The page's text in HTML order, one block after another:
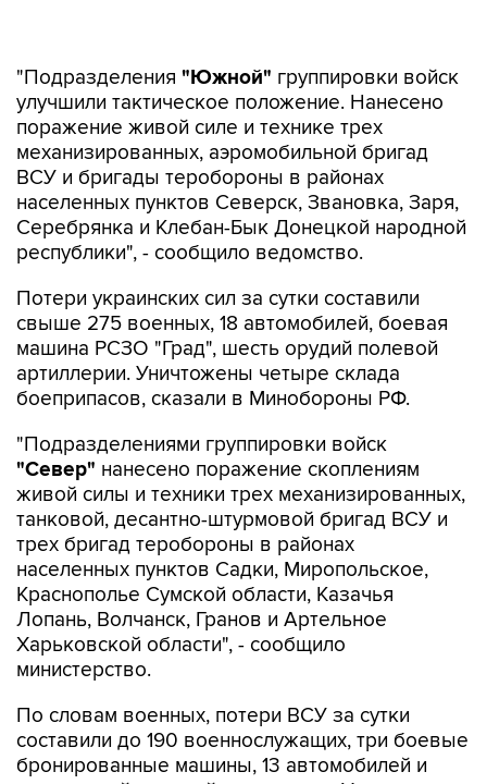
поражение живой силе и технике трех
механизированных, аэромобильной бригад
ВСУ и бригады теробороны в районах
населенных пунктов Северск, Звановка, Заря,
Серебрянка и Клебан-Бык Донецкой народной
республики", - сообщило ведомство.
Потери украинских сил за сутки составили
машина РСЗО "Град", шесть орудий полевой
артиллерии. Уничтожены четыре склада
боеприпасов, сказали в Минобороны РФ.
"Подразделениями группировки войск
живой силы и техники трех механизированных,
танковой, десантно-штурмовой бригад ВСУ и
трех бригад теробороны в районах
населенных пунктов Садки, Миропольское,
Краснополье Сумской области, Казачья
Лопань, Волчанск, Гранов и Артельное
Харьковской области", - сообщило
министерство.
По словам военных, потери ВСУ за сутки
бронированные машины, 13 автомобилей и
пять орудий полевой артиллерии. Уничтожены
два склада боеприпасов.